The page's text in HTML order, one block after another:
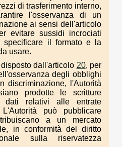
di trasferimento interno,
l'osservanza di un
ai sensi dell'articolo
evitare sussidi incrociati
specificare il formato e la
usare.
dall'articolo 20, per
degli obblighi
discriminazione, l'Autorità
prodotte le scritture
dati relativi alle entrate
può pubblicare
a un mercato
in conformità del diritto
sulla riservatezza